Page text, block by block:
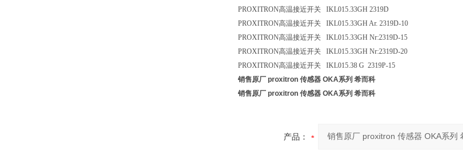
PROXITRON高温接近开关 IKL015.33GH 2319D
PROXITRON高温接近开关 IKL015.33GH Ar. 2319D-10
PROXITRON高温接近开关 IKL015.33GH Nr:2319D-15
PROXITRON高温接近开关 IKL015.33GH Nr:2319D-20
PROXITRON高温接近开关 IKL015.38 G 2319P-15
销售原厂 proxitron 传感器 OKA系列 希而科
销售原厂 proxitron 传感器 OKA系列 希而科
产品：